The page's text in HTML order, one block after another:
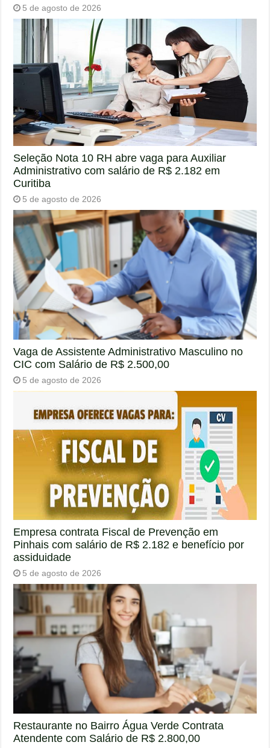
5 de agosto de 2026
Seleção Nota 10 RH abre vaga para Auxiliar
Administrativo com salário de R$ 2.182 em
Curitiba
5 de agosto de 2026
Vaga de Assistente Administrativo Masculino no
CIC com Salário de R$ 2.500,00
5 de agosto de 2026
Empresa contrata Fiscal de Prevenção em
Pinhais com salário de R$ 2.182 e benefício por
assiduidade
5 de agosto de 2026
Restaurante no Bairro Água Verde Contrata
Atendente com Salário de R$ 2.800,00